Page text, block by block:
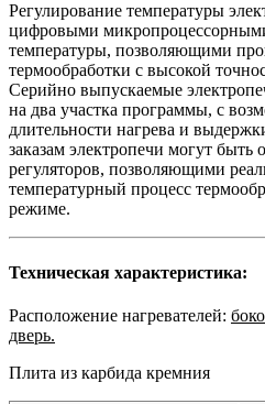
Регулирование температуры
цифровыми
температуры, позволяющими
термообработки с высокой
Серийно выпускаемые
на два участка программы, с
длительности нагрева и
заказам электропечи могут
регуляторов, позволяющими
температурный процесс
режиме.
Техническая характеристика:
Расположение нагревателей:
дверь.
Плита из карбида кремния